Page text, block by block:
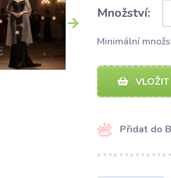
Množství:
Minimální
Přidat do